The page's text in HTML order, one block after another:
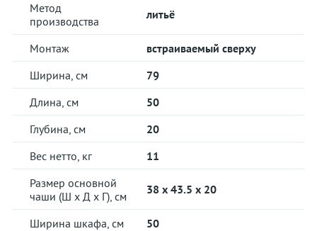
Метод
производства
литьё
Монтаж
встраиваемый сверху
Ширина, см
79
Длина, см
50
Глубина, см
20
Вес нетто, кг
11
Размер основной
чаши (Ш х Д х Г), см
38 x 43.5 x 20
Ширина шкафа, см
50